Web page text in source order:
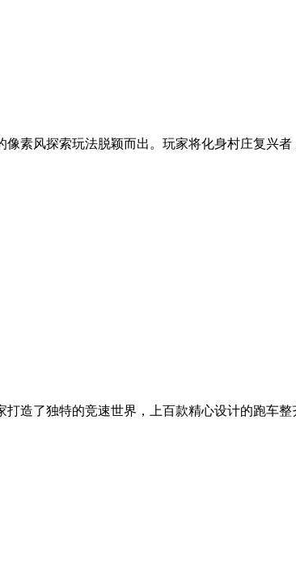
素风探索玩法脱颖而出。玩家将化身村庄复兴
造了独特的竞速世界，上百款精心设计的跑车